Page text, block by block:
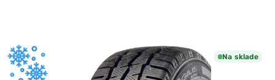
Na sklade